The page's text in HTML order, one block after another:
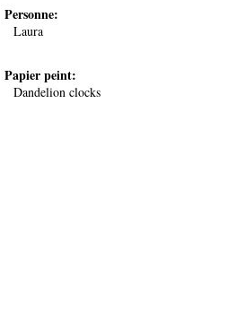
Personne:
Laura
Papier peint:
Dandelion clocks